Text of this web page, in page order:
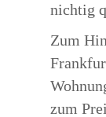
nichtig
Zum
zum